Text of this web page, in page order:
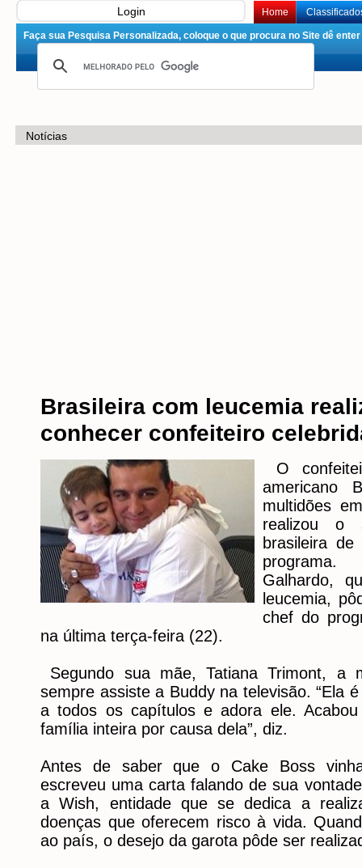
Login Home
Faça sua Pesquisa Personalizada, coloque o que procura no Site dê
Notícias
Brasileira com leucemia
conhecer confeiteiro
O
americano
multidões
realizou o
brasileira
programa.
Galhardo,
leucemia,
chef do
na última terça-feira (22).
Segundo sua mãe, Tatiana Trimont, a
sempre assiste a Buddy na televisão. “Ela
a todos os capítulos e adora ele.
família inteira por causa dela”, diz.
Antes de saber que o Cake Boss
escreveu uma carta falando de sua
a Wish, entidade que se dedica a
doenças que oferecem risco à vida.
ao país, o desejo da garota pôde ser